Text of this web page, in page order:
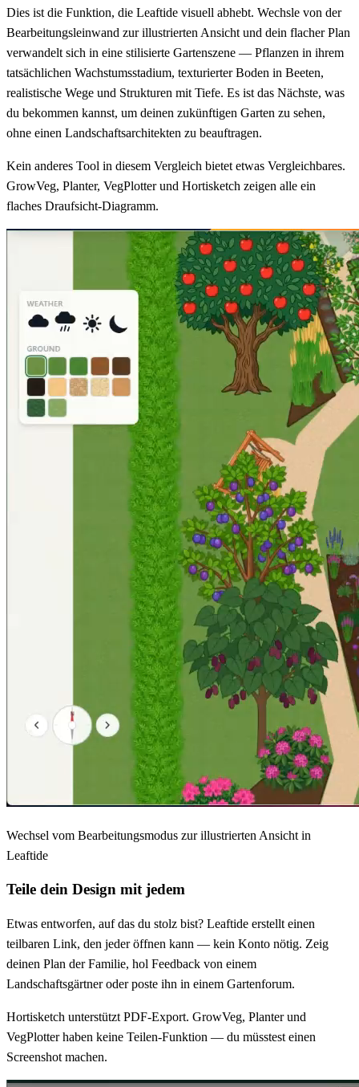
Dies ist die Funktion, die Leaftide visuell abhebt. Wechsle von der
Bearbeitungsleinwand zur illustrierten Ansicht und dein flacher Plan
verwandelt sich in eine stilisierte Gartenszene — Pflanzen in ihrem
tatsächlichen Wachstumsstadium, texturierter Boden in Beeten,
realistische Wege und Strukturen mit Tiefe. Es ist das Nächste, was
du bekommen kannst, um deinen zukünftigen Garten zu sehen,
ohne einen Landschaftsarchitekten zu beauftragen.
Kein anderes Tool in diesem Vergleich bietet etwas Vergleichbares.
GrowVeg, Planter, VegPlotter und Hortisketch zeigen alle ein
flaches Draufsicht-Diagramm.
Wechsel vom Bearbeitungsmodus zur illustrierten Ansicht in
Leaftide
Teile dein Design mit jedem
Etwas entworfen, auf das du stolz bist? Leaftide erstellt einen
teilbaren Link, den jeder öffnen kann — kein Konto nötig. Zeig
deinen Plan der Familie, hol Feedback von einem
Landschaftsgärtner oder poste ihn in einem Gartenforum.
Hortisketch unterstützt PDF-Export. GrowVeg, Planter und
VegPlotter haben keine Teilen-Funktion — du müsstest einen
Screenshot machen.